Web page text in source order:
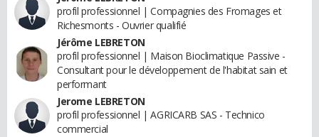
profil professionnel | Compagnies des Fromages et
Richesmonts - Ouvrier qualifié
Jérôme LEBRETON
profil professionnel | Maison Bioclimatique Passive -
Consultant pour le développement de l'habitat sain et
performant
Jerome LEBRETON
profil professionnel | AGRICARB SAS - Technico
commercial